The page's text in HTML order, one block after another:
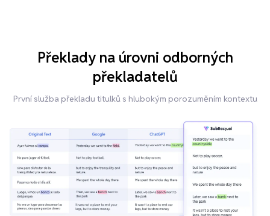
Překlady na úrovni odborných
překladatelů
První služba překladu titulků s hlubokým porozuměním kontextu